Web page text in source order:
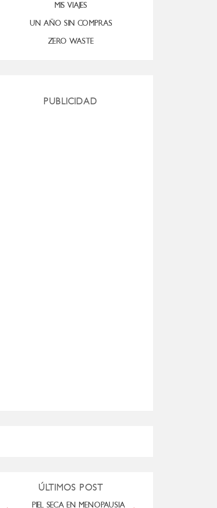
MIS VIAJES
UN AÑO SIN COMPRAS
ZERO WASTE
PUBLICIDAD
ÚLTIMOS POST
PIEL SECA EN MENOPAUSIA